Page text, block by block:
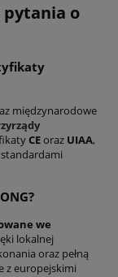
pytania o
międzynarodowe
CEoraz UIAA,
we
lokalnej
oraz pełną
z europejskimi